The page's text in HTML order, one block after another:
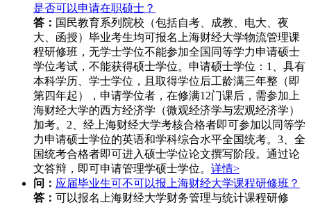
是否可以申请在职硕士？
答： 国民教育系列院校（包括自考、成教、电大、夜
大、函授）毕业考生均可报名上海财经大学物流管理课
程研修班，无学士学位不能参加全国同等学力申请硕士
学位考试，不能获得硕士学位。申请硕士学位：1、具有
本科学历、学士学位，且取得学位后工龄满三年整（即
第四年起），申请学位者，在修满12门课后，需参加上
海财经大学的西方经济学（微观经济学与宏观经济学）
加考。2、经上海财经大学考核合格者即可参加以同等学
力申请硕士学位的英语和学科综合水平全国统考。3、全
国统考合格者即可进入硕士学位论文撰写阶段。通过论
文答辩，即可申请管理学硕士学位。 详情>
问： 应届毕业生可不可以报上海财经大学课程研修班？
答： 可以报名上海财经大学财务管理与统计课程研修